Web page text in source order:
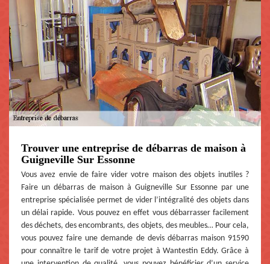
Trouver une entreprise de débarras de maison à
Guigneville Sur Essonne
Vous avez envie de faire vider votre maison des objets inutiles ?
Faire un débarras de maison à Guigneville Sur Essonne par une
entreprise spécialisée permet de vider l’intégralité des objets dans
un délai rapide. Vous pouvez en effet vous débarrasser facilement
des déchets, des encombrants, des objets, des meubles… Pour cela,
vous pouvez faire une demande de devis débarras maison 91590
pour connaître le tarif de votre projet à Wantestin Eddy. Grâce à